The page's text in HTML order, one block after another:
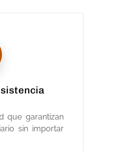
que garantizan
sin importar